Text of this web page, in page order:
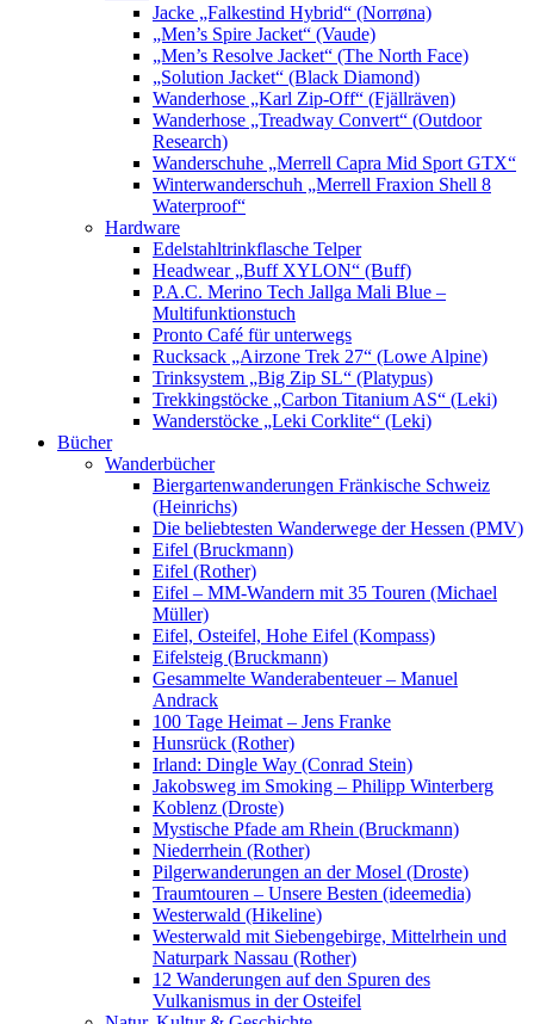
Jacke „Falkestind Hybrid“ (Norrøna)
„Men’s Spire Jacket“ (Vaude)
„Men’s Resolve Jacket“ (The North Face)
„Solution Jacket“ (Black Diamond)
Wanderhose „Karl Zip-Off“ (Fjällräven)
Wanderhose „Treadway Convert“ (Outdoor
Research)
Wanderschuhe „Merrell Capra Mid Sport GTX“
Winterwanderschuh „Merrell Fraxion Shell 8
Waterproof“
Hardware
Edelstahltrinkflasche Telper
Headwear „Buff XYLON“ (Buff)
P.A.C. Merino Tech Jallga Mali Blue –
Multifunktionstuch
Pronto Café für unterwegs
Rucksack „Airzone Trek 27“ (Lowe Alpine)
Trinksystem „Big Zip SL“ (Platypus)
Trekkingstöcke „Carbon Titanium AS“ (Leki)
Wanderstöcke „Leki Corklite“ (Leki)
Bücher
Wanderbücher
Biergartenwanderungen Fränkische Schweiz
(Heinrichs)
Die beliebtesten Wanderwege der Hessen (PMV)
Eifel (Bruckmann)
Eifel (Rother)
Eifel – MM-Wandern mit 35 Touren (Michael
Müller)
Eifel, Osteifel, Hohe Eifel (Kompass)
Eifelsteig (Bruckmann)
Gesammelte Wanderabenteuer – Manuel
Andrack
100 Tage Heimat – Jens Franke
Hunsrück (Rother)
Irland: Dingle Way (Conrad Stein)
Jakobsweg im Smoking – Philipp Winterberg
Koblenz (Droste)
Mystische Pfade am Rhein (Bruckmann)
Niederrhein (Rother)
Pilgerwanderungen an der Mosel (Droste)
Traumtouren – Unsere Besten (ideemedia)
Westerwald (Hikeline)
Westerwald mit Siebengebirge, Mittelrhein und
Naturpark Nassau (Rother)
12 Wanderungen auf den Spuren des
Vulkanismus in der Osteifel